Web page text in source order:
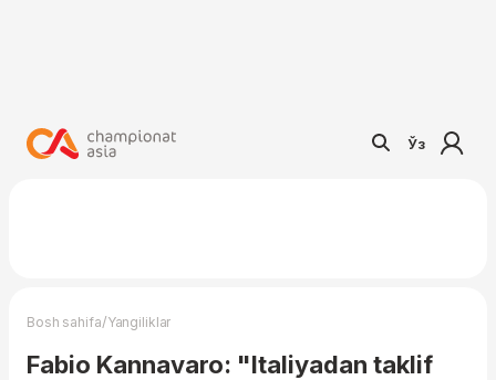
Ўз
Bosh sahifa/Yangiliklar
Fabio Kannavaro: "Italiyadan taklif